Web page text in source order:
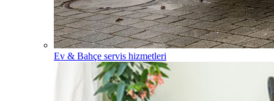
Ev & Bahçe servis hizmetleri